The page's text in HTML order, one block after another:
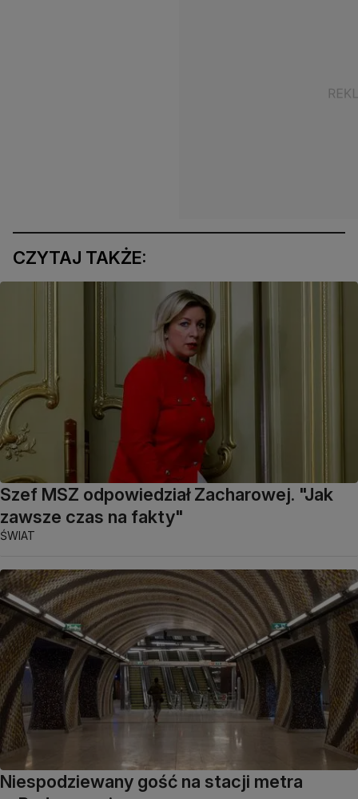
CZYTAJ TAKŻE:
Szef MSZ odpowiedział Zacharowej. "Jak
zawsze czas na fakty"
ŚWIAT
Niespodziewany gość na stacji metra